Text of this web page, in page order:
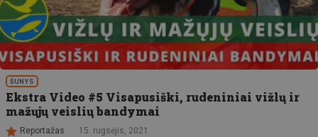
ŠUNYS
Ekstra Video #5 Visapusiški, rudeniniai vižlų ir
mažųjų veislių bandymai
Reportažas 15. rugsėjis, 2021